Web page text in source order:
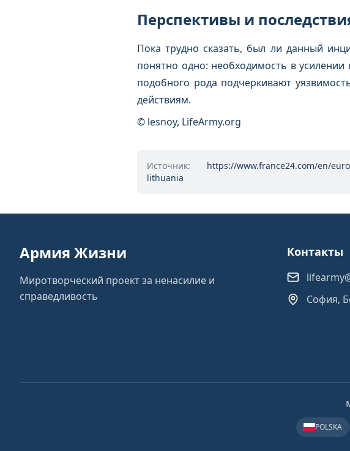
Перспективы и
Пока трудно сказать, был ли данный
понятно одно: необходимость в
подобного рода подчеркивают
действиям.
© lesnoy, LifeArmy.org
Источник: https://www.france24.com/en/
lithuania
Армия Жизни
Миротворческий проект за ненасилие и
справедливость
Контакты
София,
POLSKA